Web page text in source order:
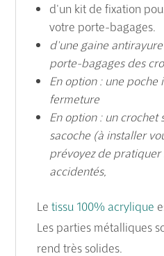
d'un kit de fixation
votre porte-bagages.
d'une gaine
porte-bagages des
En option : une
fermeture
En option : un crochet
sacoche (à installer
prévoyez de pratiquer
accidentés,
Letissu 100% acrylique
Les parties métalliques
rend très solides.